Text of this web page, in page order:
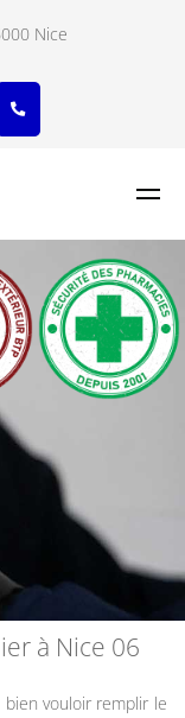
Nice
à Nice 06
vouloir remplir le